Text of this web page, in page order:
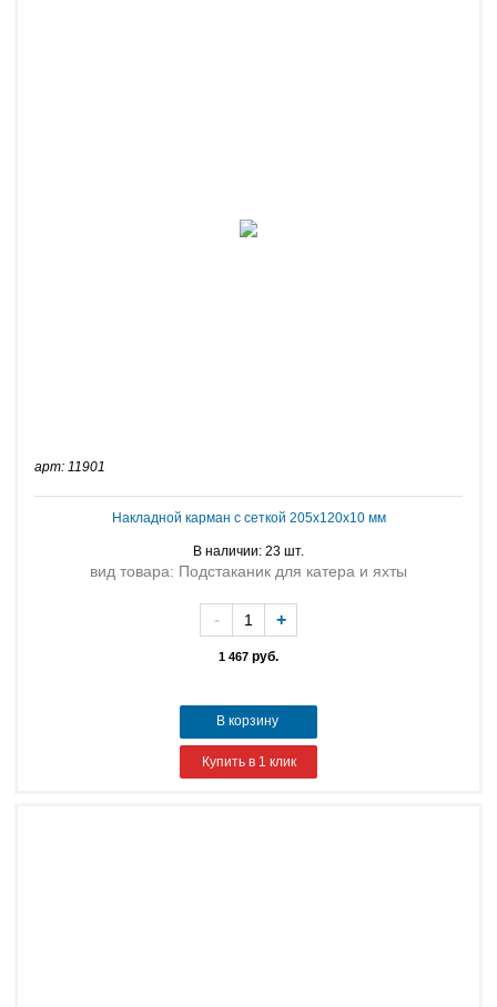
арт: 11901
Накладной карман с сеткой 205х120х10 мм
В наличии: 23 шт.
вид товара: Подстаканик для катера и яхты
1 467 руб.
- +
В корзину
Купить в 1 клик